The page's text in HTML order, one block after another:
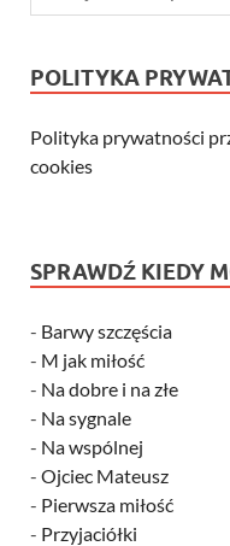
POLITYKA
Polityka prywatności
cookies
SPRAWDŹ KIEDY
- Barwy szczęścia
- M jak miłość
- Na dobre i na złe
- Na sygnale
- Na wspólnej
- Ojciec Mateusz
- Pierwsza miłość
- Przyjaciółki